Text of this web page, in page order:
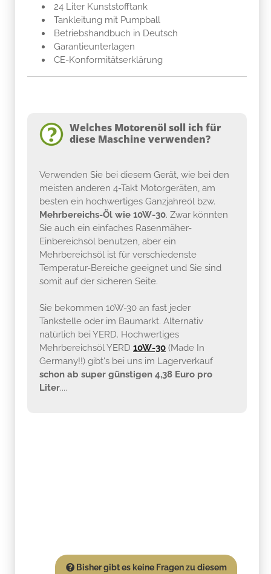
24 Liter Kunststofftank
Tankleitung mit Pumpball
Betriebshandbuch in Deutsch
Garantieunterlagen
CE-Konformitätserklärung
Welches Motorenöl soll ich für
diese Maschine verwenden?
Verwenden Sie bei diesem Gerät, wie bei den
meisten anderen 4-Takt Motorgeräten, am
besten ein hochwertiges Ganzjahreöl bzw.
Mehrbereichs-Öl wie 10W-30. Zwar könnten
Sie auch ein einfaches Rasenmäher-
Einbereichsöl benutzen, aber ein
Mehrbereichsöl ist für verschiedenste
Temperatur-Bereiche geeignet und Sie sind
somit auf der sicheren Seite.
Sie bekommen 10W-30 an fast jeder
Tankstelle oder im Baumarkt. Alternativ
natürlich bei YERD. Hochwertiges
Mehrbereichsöl YERD 10W-30 (Made In
Germany!!) gibt's bei uns im Lagerverkauf
schon ab super günstigen 4,38 Euro pro
Liter....
Bisher gibt es keine Fragen zu diesem